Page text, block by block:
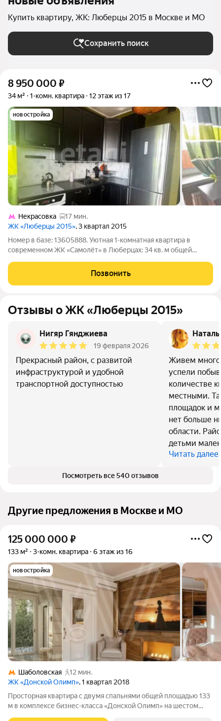
Купить квартиру, ЖК: Люберцы 2015 в Москве и МО
Сохранить поиск
8 950 000 ₽
34 м² 1-комн. квартира 12 этаж из 17
новостройка
Некрасовка
17 мин.
ЖК «Люберцы 2015», 3 квартал 2015
Номер в базе: 13605888. Уютная 1-комнатная квартира в
современном ЖК «Самолёт» в Люберцах: 34 кв. м общей
кухня занимает 9 кв. м. Квартира расположена на 9 этаже 20-
этажного монолитного дома
Позвонить
Отзывы о ЖК «Люберцы 2015»
Нигяр Гянджиева
19 февраля 2026
Прекрасный район, с развитой
инфраструктурой и удобной
транспортной доступностью
Живем много
успели
количестве
местными.
площадок и
нет больше
области.
детьми
Читать далее
Посмотреть все 540 отзывов
Другие предложения в Москве и МО
125 000 000 ₽
133 м² 3-комн. квартира 6 этаж из 16
новостройка
Шаболовская
12 мин.
ЖК «Донской Олимп», 1 квартал 2018
Просторная квартира с двумя спальнями общей площадью 133
м в комплексе бизнес-класса «Донской Олимп» на шестом